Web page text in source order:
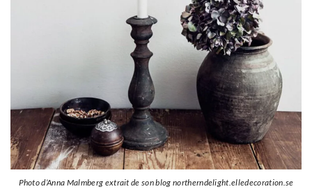
Photo d’Anna Malmberg extrait de son blog northerndelight.elledecoration.se